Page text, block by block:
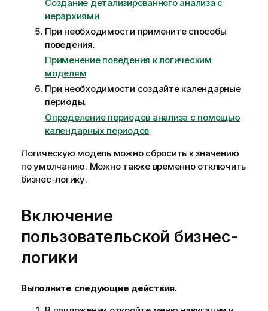
Создание детализированного анализа с
иерархиями
При необходимости примените способы
поведения.
Применение поведения к логическим
моделям
При необходимости создайте календарные
периоды.
Определение периодов анализа с помощью
календарных периодов
Логическую модель можно сбросить к значению
по умолчанию. Можно также временно отключить
бизнес-логику.
Включение
пользовательской бизнес-
логики
Выполните следующие действия.